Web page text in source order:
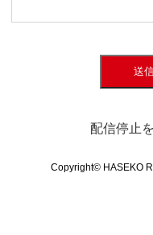
送
配信停止
Copyright© HASEKO